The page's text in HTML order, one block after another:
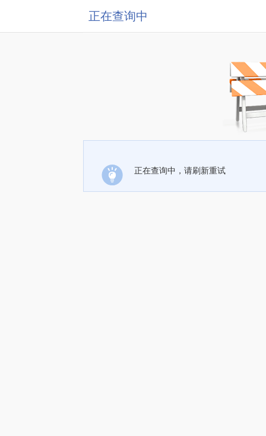
正在查询中
正在查询中，请刷新重试